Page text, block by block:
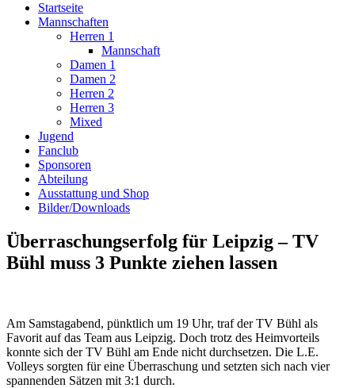
Startseite
Mannschaften
Herren 1
Mannschaft
Damen 1
Damen 2
Herren 2
Herren 3
Mixed
Jugend
Fanclub
Sponsoren
Abteilung
Ausstattung und Shop
Bilder/Downloads
Überraschungserfolg für Leipzig – TV
Bühl muss 3 Punkte ziehen lassen
Am Samstagabend, pünktlich um 19 Uhr, traf der TV Bühl als
Favorit auf das Team aus Leipzig. Doch trotz des Heimvorteils
konnte sich der TV Bühl am Ende nicht durchsetzen. Die L.E.
Volleys sorgten für eine Überraschung und setzten sich nach vier
spannenden Sätzen mit 3:1 durch.